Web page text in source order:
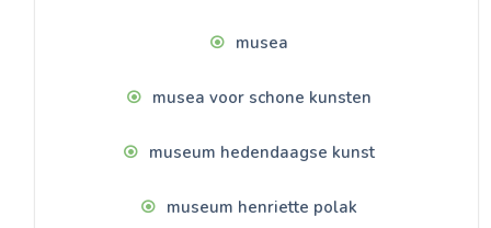
musea
musea voor schone kunsten
museum hedendaagse kunst
museum henriette polak